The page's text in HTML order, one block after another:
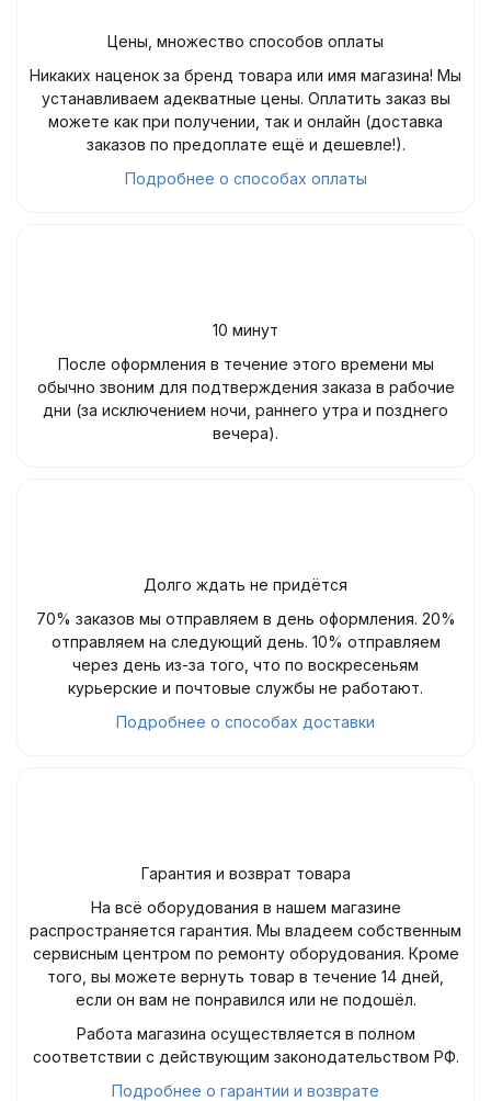
Цены, множество способов оплаты
Никаких наценок за бренд товара или имя магазина! Мы
устанавливаем адекватные цены. Оплатить заказ вы
можете как при получении, так и онлайн (доставка
заказов по предоплате ещё и дешевле!).
Подробнее о способах оплаты
10 минут
После оформления в течение этого времени мы
обычно звоним для подтверждения заказа в рабочие
дни (за исключением ночи, раннего утра и позднего
вечера).
Долго ждать не придётся
70% заказов мы отправляем в день оформления. 20%
отправляем на следующий день. 10% отправляем
через день из-за того, что по воскресеньям
курьерские и почтовые службы не работают.
Подробнее о способах доставки
Гарантия и возврат товара
На всё оборудования в нашем магазине
распространяется гарантия. Мы владеем собственным
сервисным центром по ремонту оборудования. Кроме
того, вы можете вернуть товар в течение 14 дней,
если он вам не понравился или не подошёл.
Работа магазина осуществляется в полном
соответствии с действующим законодательством РФ.
Подробнее о гарантии и возврате